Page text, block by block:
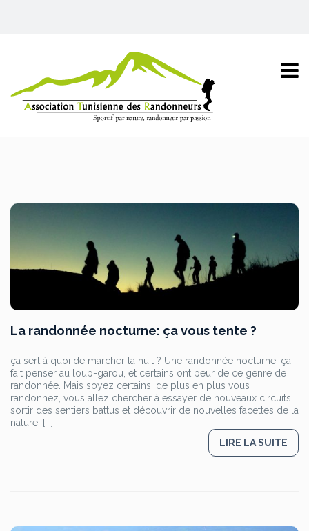
La randonnée nocturne: ça vous tente ?
ça sert à quoi de marcher la nuit ? Une randonnée nocturne, ça
fait penser au loup-garou, et certains ont peur de ce genre de
randonnée. Mais soyez certains, de plus en plus vous
randonnez, vous allez chercher à essayer de nouveaux circuits,
sortir des sentiers battus et découvrir de nouvelles facettes de la
nature. [...]
LIRE LA SUITE